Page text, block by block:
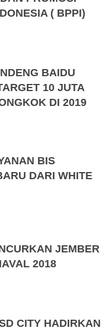
( BPPI)
BAIDU
10 JUTA
DI 2019
BIS
DARI WHITE
JEMBER
2018
CITY HADIRKAN